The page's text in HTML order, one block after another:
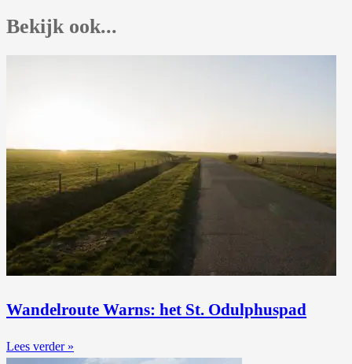
Bekijk ook...
Wandelroute Warns: het St. Odulphuspad
Lees verder »